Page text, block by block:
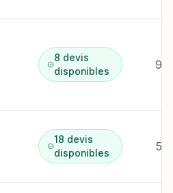
8 devis
disponibles
9 r
18 devis
disponibles
5B